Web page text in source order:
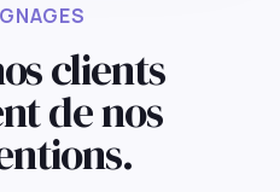
clients
de nos